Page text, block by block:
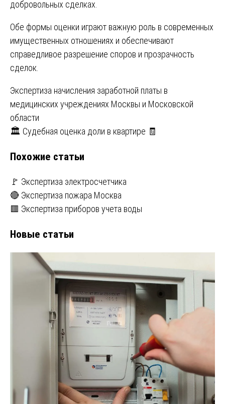
добровольных сделках.
Обе формы оценки играют важную роль в современных
имущественных отношениях и обеспечивают
справедливое разрешение споров и прозрачность
сделок.
Навигация
по
записям
Экспертиза начисления заработной платы в
медицинских учреждениях Москвы и Московской
области
🏛️ Судебная оценка доли в квартире 🧾
Похожие статьи
🚩 Экспертиза электросчетчика
🔴 Экспертиза пожара Москва
🟥 Экспертиза приборов учета воды
Новые статьи